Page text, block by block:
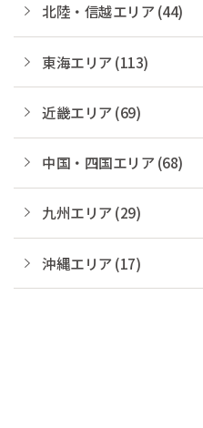
北陸・信越エリア (44)
東海エリア (113)
近畿エリア (69)
中国・四国エリア (68)
九州エリア (29)
沖縄エリア (17)